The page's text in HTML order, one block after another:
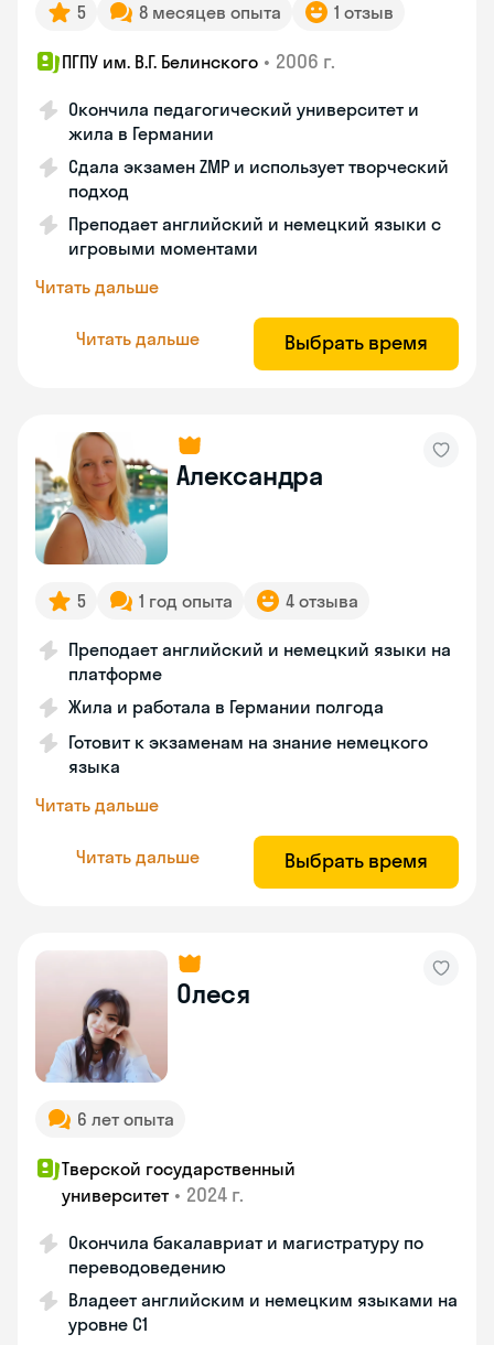
5 8 месяцев опыта 1 отзыв
ПГПУ им. В.Г. Белинского • 2006 г.
Окончила педагогический университет и
жила в Германии
Сдала экзамен ZMP и использует творческий
подход
Преподает английский и немецкий языки с
игровыми моментами
Читать дальше
Читать дальше Выбрать время
Александра
5 1 год опыта 4 отзыва
Преподает английский и немецкий языки на
платформе
Жила и работала в Германии полгода
Готовит к экзаменам на знание немецкого
языка
Читать дальше
Читать дальше Выбрать время
Олеся
6 лет опыта
Тверской государственный
университет • 2024 г.
Окончила бакалавриат и магистратуру по
переводоведению
Владеет английским и немецким языками на
уровне C1